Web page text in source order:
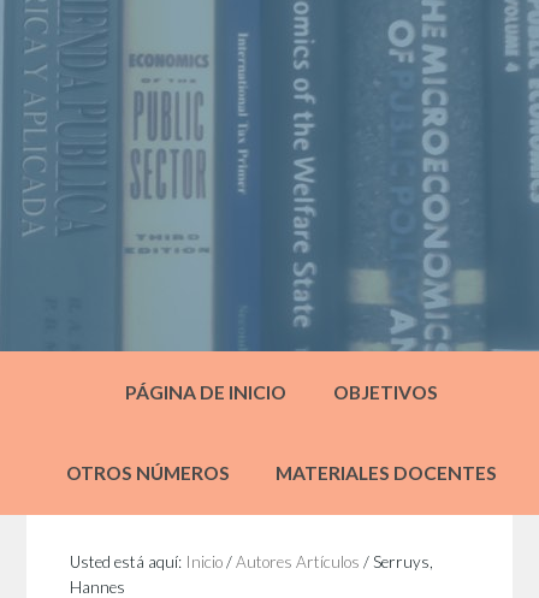
PÁGINA DE INICIO OBJETIVOS
OTROS NÚMEROS MATERIALES DOCENTES
Usted está aquí: Inicio / Autores Artículos /Serruys,
Hannes